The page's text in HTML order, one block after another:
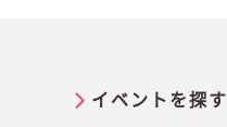
イベントを探す